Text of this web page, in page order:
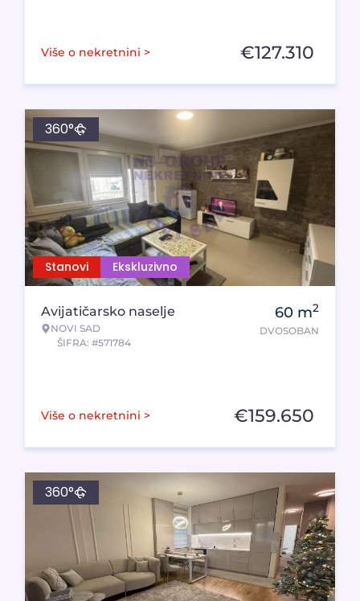
Više o nekretnini > €127.310
Stanovi Ekskluzivno
360°
Avijatičarsko naselje
NOVI SAD
ŠIFRA: #571784
60 m2
DVOSOBAN
Više o nekretnini > €159.650
360°